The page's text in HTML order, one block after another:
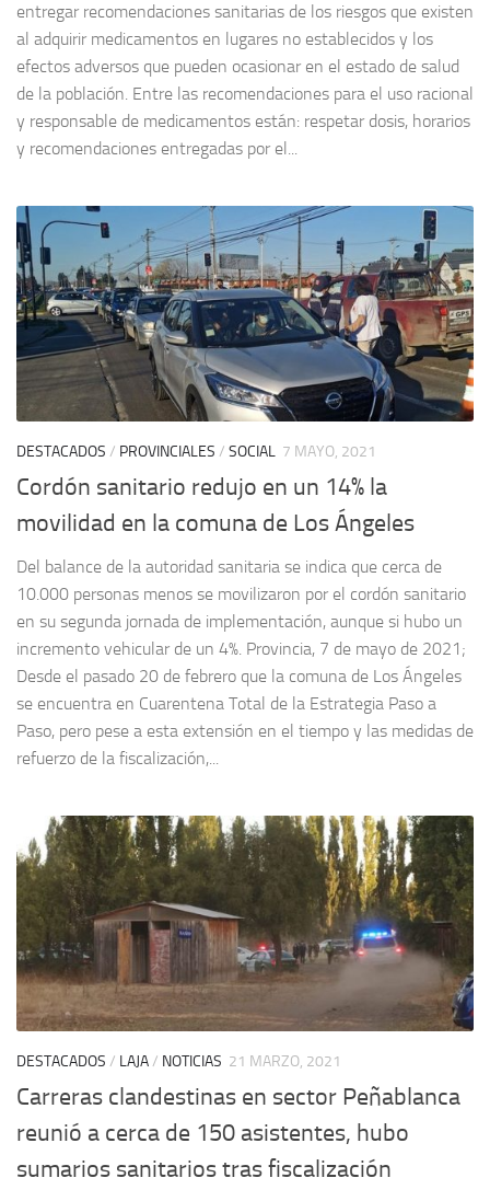
entregar recomendaciones sanitarias de los riesgos que existen
al adquirir medicamentos en lugares no establecidos y los
efectos adversos que pueden ocasionar en el estado de salud
de la población. Entre las recomendaciones para el uso racional
y responsable de medicamentos están: respetar dosis, horarios
y recomendaciones entregadas por el...
DESTACADOS / PROVINCIALES / SOCIAL 7 MAYO, 2021
Cordón sanitario redujo en un 14% la
movilidad en la comuna de Los Ángeles
Del balance de la autoridad sanitaria se indica que cerca de
10.000 personas menos se movilizaron por el cordón sanitario
en su segunda jornada de implementación, aunque si hubo un
incremento vehicular de un 4%. Provincia, 7 de mayo de 2021;
Desde el pasado 20 de febrero que la comuna de Los Ángeles
se encuentra en Cuarentena Total de la Estrategia Paso a
Paso, pero pese a esta extensión en el tiempo y las medidas de
refuerzo de la fiscalización,...
DESTACADOS / LAJA/ NOTICIAS 21 MARZO, 2021
Carreras clandestinas en sector Peñablanca
reunió a cerca de 150 asistentes, hubo
sumarios sanitarios tras fiscalización